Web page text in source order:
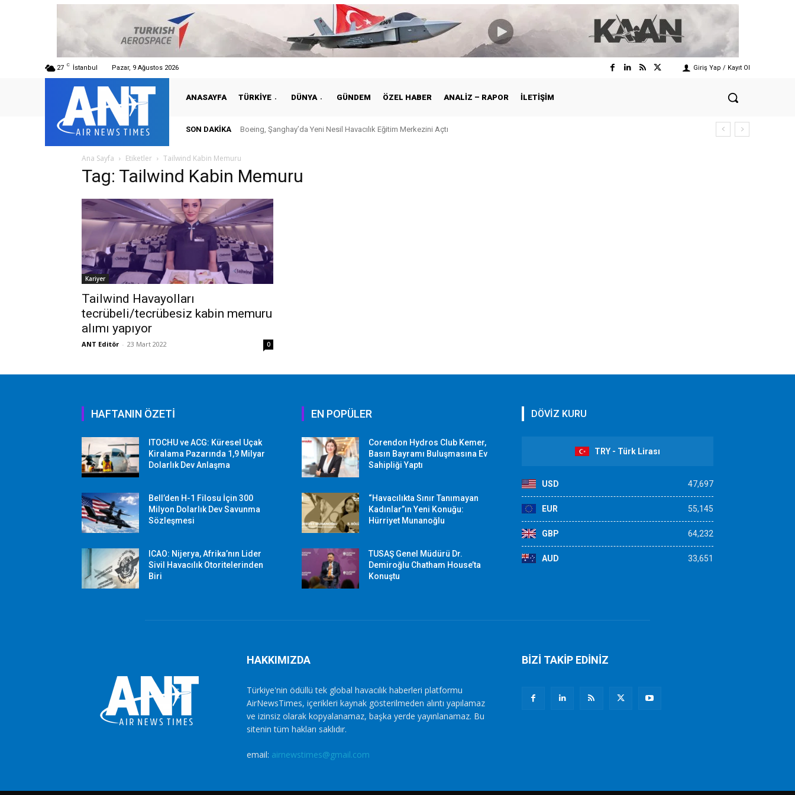
27 C İstanbul Pazar, 9 Ağustos 2026 Giriş Yap / Kayıt Ol
ANASAYFA TÜRKIYE DÜNYA GÜNDEM ÖZEL HABER ANALIZ – RAPOR İLETIŞIM
SON DAKIKA Boeing, Şanghay’da Yeni Nesil Havacılık Eğitim Merkezini Açtı
Ana Sayfa Etiketler Tailwind Kabin Memuru
Tag: Tailwind Kabin Memuru
Kariyer
Tailwind Havayolları
tecrübeli/tecrübesiz kabin memuru
alımı yapıyor
ANT Editör - 23 Mart 2022 0
HAFTANIN ÖZETİ
ITOCHU ve ACG: Küresel Uçak
Kiralama Pazarında 1,9 Milyar
Dolarlık Dev Anlaşma
Bell’den H-1 Filosu İçin 300
Milyon Dolarlık Dev Savunma
Sözleşmesi
ICAO: Nijerya, Afrika’nın Lider
Sivil Havacılık Otoritelerinden
Biri
EN POPÜLER
Corendon Hydros Club Kemer,
Basın Bayramı Buluşmasına Ev
Sahipliği Yaptı
“Havacılıkta Sınır Tanımayan
Kadınlar”ın Yeni Konuğu:
Hürriyet Munanoğlu
TUSAŞ Genel Müdürü Dr.
Demiroğlu Chatham House’ta
Konuştu
DÖVİZ KURU
TRY - Türk Lirası
USD 47,697
EUR 55,145
GBP 64,232
AUD 33,651
HAKKIMIZDA
Türkiye'nin ödüllü tek global havacılık haberleri platformu
AirNewsTimes, içerikleri kaynak gösterilmeden alıntı yapılamaz
ve izinsiz olarak kopyalanamaz, başka yerde yayınlanamaz. Bu
sitenin tüm hakları saklıdır.
email: airnewstimes@gmail.com
BİZİ TAKİP EDİNİZ